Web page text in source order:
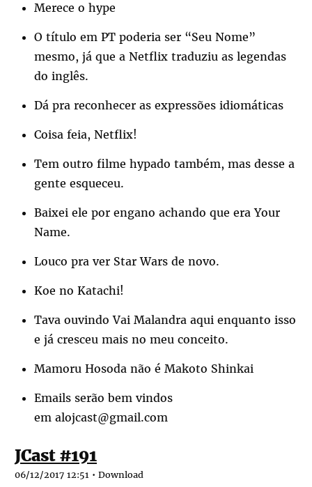
Merece o hype
O título em PT poderia ser “Seu Nome”
mesmo, já que a Netflix traduziu as legendas
do inglês.
Dá pra reconhecer as expressões idiomáticas
Coisa feia, Netflix!
Tem outro filme hypado também, mas desse a
gente esqueceu.
Baixei ele por engano achando que era Your
Name.
Louco pra ver Star Wars de novo.
Koe no Katachi!
Tava ouvindo Vai Malandra aqui enquanto isso
e já cresceu mais no meu conceito.
Mamoru Hosoda não é Makoto Shinkai
Emails serão bem vindos
em alojcast@gmail.com
JCast #191
06/12/2017 12:51 • Download